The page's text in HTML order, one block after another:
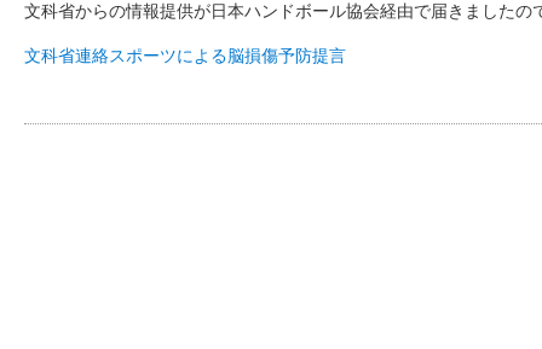
文科省からの情報提供が日本ハンドボール協会経由で届きました
文科省連絡スポーツによる脳損傷予防提言